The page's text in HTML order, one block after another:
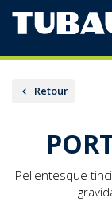
Retour
Pellentesque